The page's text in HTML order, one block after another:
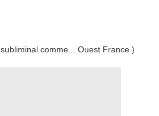
comme... Ouest France )